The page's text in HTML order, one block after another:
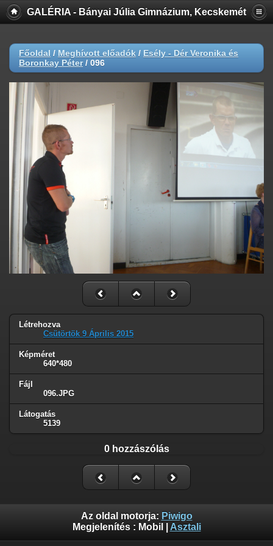
GALÉRIA - Bányai Júlia Gimnázium, Kecskemét
Főoldal / Meghívott előadók / Esély - Dér Veronika és
Boronkay Péter/ 096
Létrehozva
Csütörtök 9 Április 2015
Képméret
640*480
Fájl
096.JPG
Látogatás
5139
0 hozzászólás
Az oldal motorja: Piwigo
Megjelenítés : Mobil Asztali